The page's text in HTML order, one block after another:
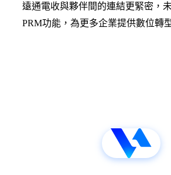
遠通電收與夥伴間的連結更緊密，
PRM功能，為更多企業提供數位轉